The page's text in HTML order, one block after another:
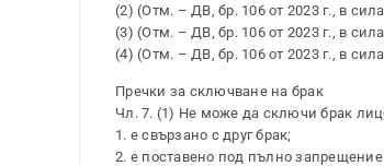
(2) (Отм. – ДВ, бр. 106 от 2023 г., в
(3) (Отм. – ДВ, бр. 106 от 2023 г., в
(4) (Отм. – ДВ, бр. 106 от 2023 г., в
Пречки за сключване на брак
Чл. 7. (1) Не може да сключи брак
1. е свързано с друг брак;
2. е поставено под пълно